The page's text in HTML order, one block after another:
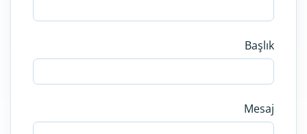
Başlık
Mesaj